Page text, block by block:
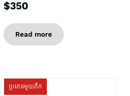
$350
Read more
ប្រភេទមួយតឹក